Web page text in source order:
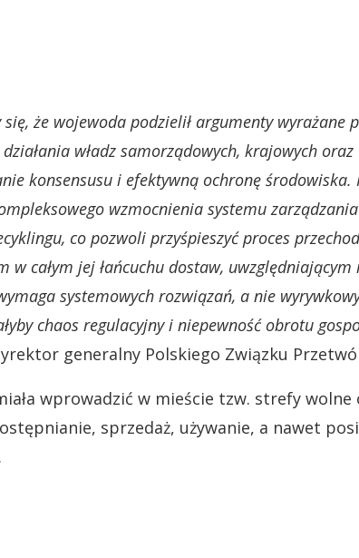
się, że wojewoda podzielił argumenty wyrażane
władz samorządowych, krajowych
konsensusu i efektywną ochronę
wzmocnienia systemu
co pozwoli przyśpieszyć proces
w całym jej łańcuchu dostaw,
systemowych rozwiązań, a nie
chaos regulacyjny i niepewność obrotu
generalny Polskiego Związku
wprowadzić w mieście tzw. strefy
sprzedaż, używanie, a nawet